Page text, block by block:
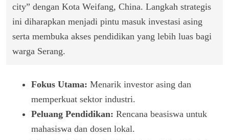
city” dengan Kota Weifang, China. Langkah strategis
ini diharapkan menjadi pintu masuk investasi asing
serta membuka akses pendidikan yang lebih luas bagi
warga Serang.
Fokus Utama: Menarik investor asing dan
memperkuat sektor industri.
Peluang Pendidikan: Rencana beasiswa untuk
mahasiswa dan dosen lokal.